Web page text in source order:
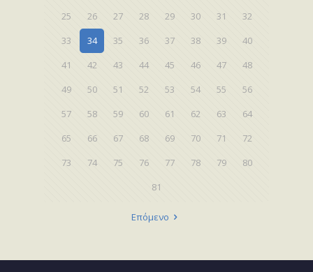
25
26 27 28 29 30 31
32
33
34 35 36 37 38 39
40
41
42 43 44 45 46 47
48
49
50 51 52 53 54 55
56
57
58 59 60 61 62 63
64
65
66 67 68 69 70 71
72
73
74 75 76 77 78 79
80
81
Επόμενο